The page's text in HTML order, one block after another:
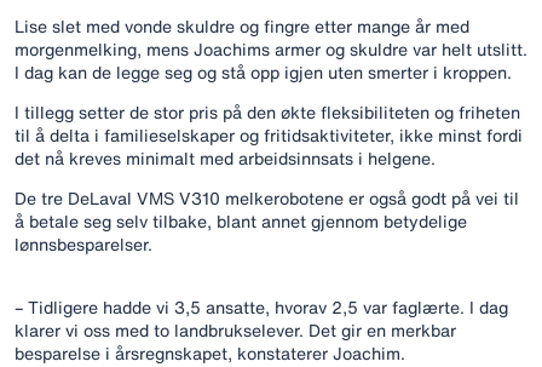
Lise slet med vonde skuldre og fingre etter mange år med
morgenmelking, mens Joachims armer og skuldre var helt utslitt.
I dag kan de legge seg og stå opp igjen uten smerter i kroppen.
I tillegg setter de stor pris på den økte fleksibiliteten og friheten
til å delta i familieselskaper og fritidsaktiviteter, ikke minst fordi
det nå kreves minimalt med arbeidsinnsats i helgene.
De tre DeLaval VMS V310 melkerobotene er også godt på vei til
å betale seg selv tilbake, blant annet gjennom betydelige
lønnsbesparelser.
– Tidligere hadde vi 3,5 ansatte, hvorav 2,5 var faglærte. I dag
klarer vi oss med to landbrukselever. Det gir en merkbar
besparelse i årsregnskapet, konstaterer Joachim.